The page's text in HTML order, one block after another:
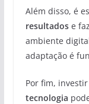
Além disso, é
resultadose
ambiente
adaptação é
Por fim,
tecnologia